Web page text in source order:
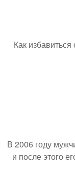
Как
В 2006 году
и после этого